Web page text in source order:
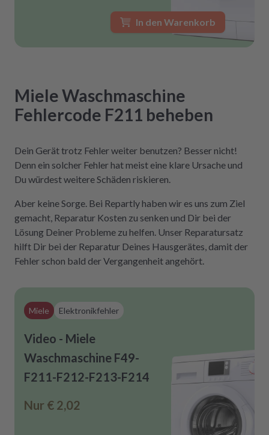
In den Warenkorb
MieleWaschmaschine
Fehlercode F211 beheben
Dein Gerät trotz Fehler weiter benutzen? Besser nicht!
Denn ein solcher Fehler hat meist eine klare Ursache und
Du würdest weitere Schäden riskieren.
Aber keine Sorge. Bei Repartly haben wir es uns zum Ziel
gemacht, Reparatur Kosten zu senken und Dir bei der
Lösung Deiner Probleme zu helfen. Unser Reparatursatz
hilft Dir bei der Reparatur Deines Hausgerätes, damit der
Fehler schon bald der Vergangenheit angehört.
Miele Elektronikfehler
Video - Miele
Waschmaschine F49-
F211-F212-F213-F214
Nur € 2,02